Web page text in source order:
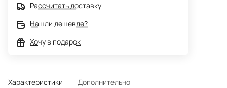
Рассчитать доставку
Нашли дешевле?
Хочу в подарок
Характеристики Дополнительно